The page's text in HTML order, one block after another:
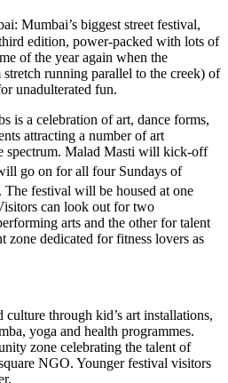
Mumbai’s biggest street festival,
edition, power-packed with lots of
of the year again when the
running parallel to the creek) of
unadulterated fun.
is a celebration of art, dance forms,
attracting a number of art
spectrum. Malad Masti will kick-off
go on for all four Sundays of
. The festival will be housed at one
can look out for two
arts and the other for talent
zone dedicated for fitness lovers as
culture through kid’s art installations,
yoga and health programmes.
zone celebrating the talent of
NGO. Younger festival visitors